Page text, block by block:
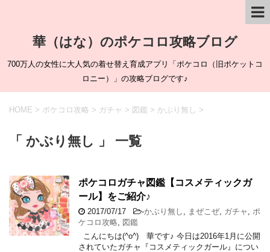
華（はな）のポケコロ攻略ブログ
700万人の女性に大人気の着せ替え育成アプリ「ポケコロ（旧ポケットコ
ロニー）」の攻略ブログです♪
HOME > ポケコロ攻略 > ガチャ > 図鑑 > かぶり無し >
「 かぶり無し 」 一覧
ポケコロガチャ図鑑【コスメティックガ
ール】をご紹介♪
2017/07/17 -かぶり無し まぜこぜ, ガチャ
ポ
ケコロ攻略
図鑑
こんにちは(^o^) 華です♪ 今日は2016年1月に公開
されていたガチャ『コスメティックガール』につい